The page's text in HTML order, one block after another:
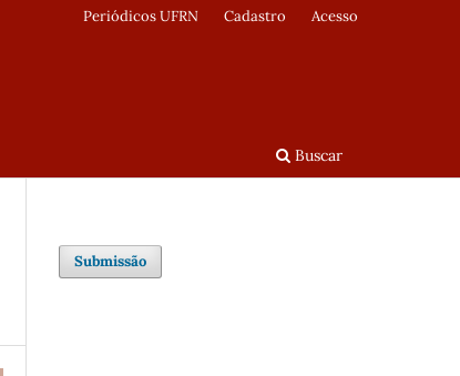
Buscar
Periódicos UFRN Cadastro Acesso
Submissão